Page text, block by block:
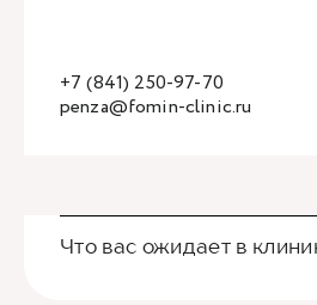
penza@fomin-clinic.ru
+7 (841) 250-97-70
Что вас ожидает в